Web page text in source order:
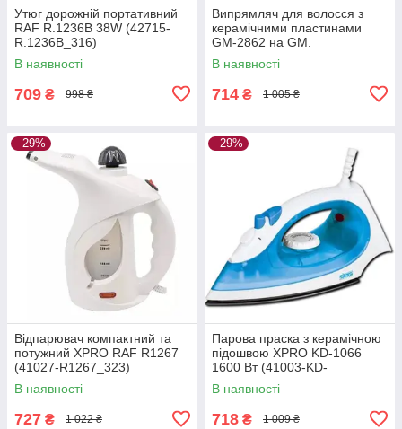
Утюг дорожній портативний
RAF R.1236B 38W (42715-
R.1236B_316)
В наявності
709 ₴ 998 ₴
Випрямляч для волосся з
керамічними пластинами
GM-2862 на GM.
В наявності
714 ₴ 1 005 ₴
–29%
Відпарювач компактний та
потужний XPRO RAF R1267
(41027-R1267_323)
В наявності
727 ₴ 1 022 ₴
–29%
Парова праска з керамічною
підошвою XPRO KD-1066
1600 Вт (41003-KD-
1066_317)
В наявності
718 ₴ 1 009 ₴